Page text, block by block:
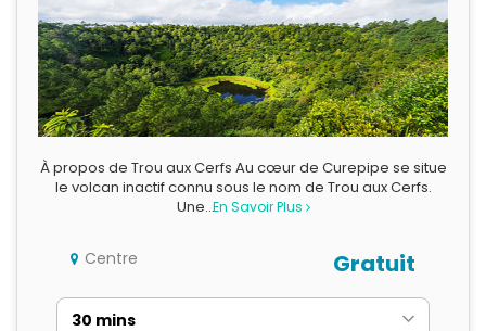
À propos de Trou aux Cerfs Au cœur de Curepipe se situe
le volcan inactif connu sous le nom de Trou aux Cerfs.
Une…En Savoir Plus
Centre Gratuit